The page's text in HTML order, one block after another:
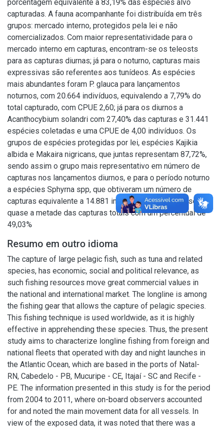
porcentagem equivalente a 83,19% das espécies alvo
capturadas. A fauna acompanhante foi distribuída em três
grupos: mercado interno, protegidos pela lei e não
comercializados. Com maior representatividade para o
mercado interno em capturas, encontram-se os teleosts
para as capturas diurnas; já para o noturno, capturas mais
expressivas são referentes aos tunídeos. As espécies
mais abundantes foram P. glauca para lançamentos
noturnos, com 20.664 indivíduos, equivalendo a 7,79% do
total capturado, com CPUE 2,60; já para os diurnos a
Acanthocybium solandri com 27,40% das capturas e 31.441
espécies coletadas e uma CPUE de 4,00 indivíduos. Os
grupos de espécies protegidas por lei, espécies Kajikia
albida e Makaira nigricans, que juntas representam 87,72%,
sendo assim o grupo mais representativo em número de
capturas nos lançamentos diurnos, e para o período noturno
a espécies Sphyrna spp, que obtiveram um número de
capturas equivalente a 14.881 indivíduos, o que representa
quase a metade das capturas totais com um percentual de
49,03%
Resumo em outro idioma
The capture of large pelagic fish, such as tuna and related
species, has economic, social and political relevance, as
such fishing resources move great commercial values in
the national and international market. The longline is among
the fishing gear that allows the capture of pelagic species.
This fishing technique is used worldwide, as it is highly
effective in apprehending these species. Thus, the present
study aims to characterize longline fishing from foreign and
national fleets that operated with day and night launches in
the Atlantic Ocean, which are based in the ports of Natal-
RN, Cabedelo - PB, Mucuripe - CE, Itajaí - SC and Recife -
PE. The information presented in this study is for the period
from 2004 to 2011, where on-board observers accounted
for and noted the main movement data for all vessels. In
view of the exposed data, it was noted that there was a